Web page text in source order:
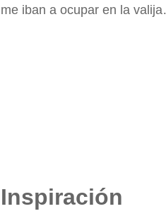
me iban a ocupar en la
Inspiración